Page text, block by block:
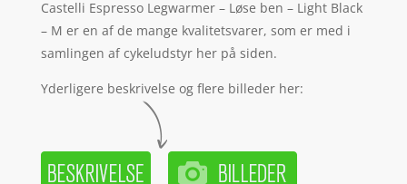
Castelli Espresso Legwarmer – Løse ben – Light Black
– M er en af de mange kvalitetsvarer, som er med i
samlingen af cykeludstyr her på siden.
Yderligere beskrivelse og flere billeder her: